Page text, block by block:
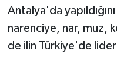
Antalya'da
narenciye, nar, muz,
de ilin Türkiye'de